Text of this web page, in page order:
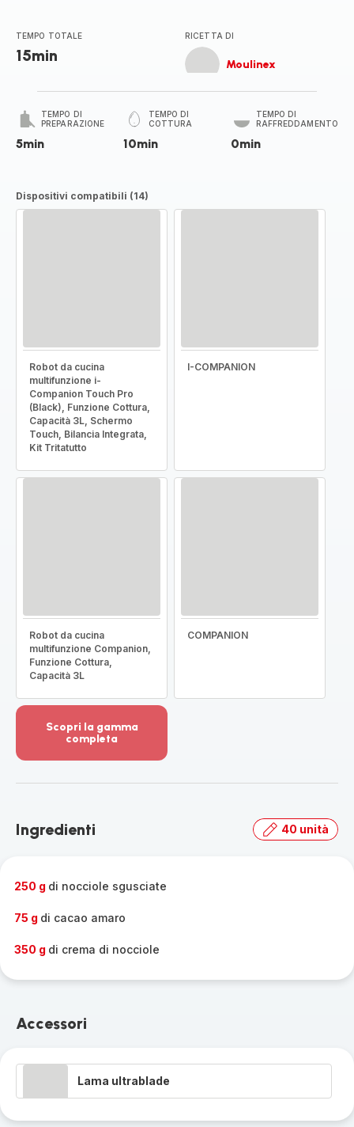
TEMPO TOTALE
15min
RICETTA DI
Moulinex
TEMPO DI
PREPARAZIONE
5min
TEMPO DI
COTTURA
10min
TEMPO DI
RAFFREDDAMENTO
0min
Dispositivi compatibili (14)
Robot da cucina
multifunzione i-
Companion Touch Pro
(Black), Funzione Cottura,
Capacità 3L, Schermo
Touch, Bilancia Integrata,
Kit Tritatutto
I-COMPANION
Robot da cucina
multifunzione Companion,
Funzione Cottura,
Capacità 3L
COMPANION
Scopri la gamma
completa
dettagli
la
Ingredienti 40 unità
250 g di nocciole sgusciate
75 g di cacao amaro
350 g di crema di nocciole
Accessori
Lama ultrablade